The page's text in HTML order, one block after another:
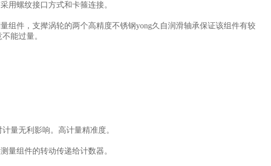
用螺纹接口方式和卡箍连接。
组件，支撵涡轮的两个高精度不锈钢yong久自润滑轴承保证该组件有较
能过量。
量无利影响。高计量精准度。
量组件的转动传递给计数器。